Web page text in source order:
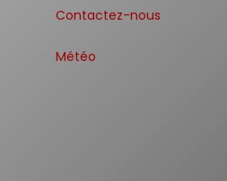
Contactez-nous
Météo